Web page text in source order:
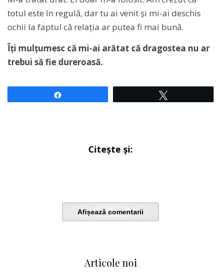
totul este în regulă, dar tu ai venit și mi-ai deschis
ochii la faptul că relația ar putea fi mai bună.
Îți mulțumesc că mi-ai arătat că dragostea nu ar
trebui să fie dureroasă.
Citește și:
Afișează comentarii
Articole noi